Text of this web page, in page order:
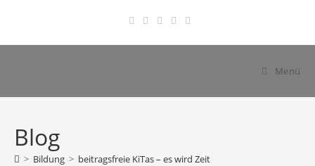
springen
Menü
Blog
> Bildung > beitragsfreie KiTas – es wird Zeit